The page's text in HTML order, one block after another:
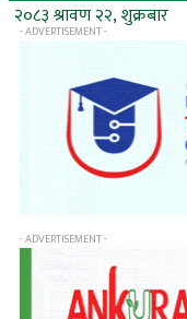
२०८३ श्रावण २२, शुक्रबार
- ADVERTISEMENT -
- ADVERTISEMENT -